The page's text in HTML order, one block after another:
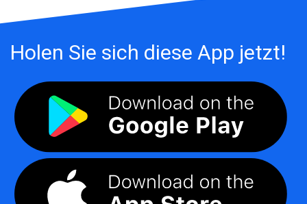
Holen Sie sich diese App jetzt!